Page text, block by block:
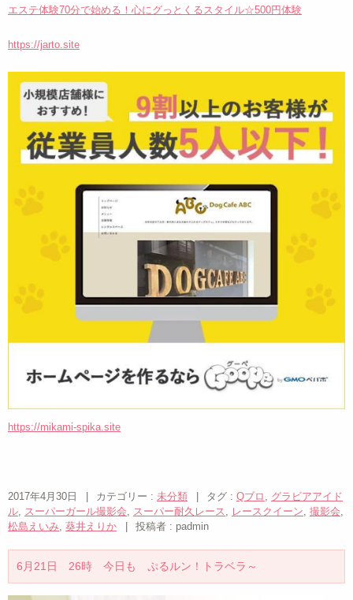
エステ体験70分で始める！心にグっとくるスタイル☆500円体験
https://jarto.site
https://mikami-spika.site
2017年4月30日 カテゴリー : 未分類 タグ : Qブロ , グラビアアイド
ル, スーパーガール撮影会, スーパー耐久レース , レースクイーン, 撮影会,
松島えいみ, 葵井えりか 投稿者 : padmin
6月21日 26時 今日も ぷるルン！トラベラ～